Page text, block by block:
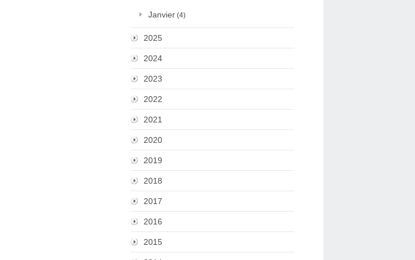
Janvier (4)
2025
2024
2023
2022
2021
2020
2019
2018
2017
2016
2015